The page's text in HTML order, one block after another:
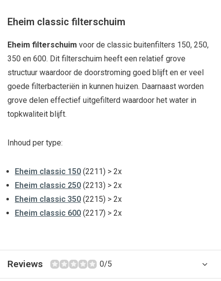
Eheim classic filterschuim
Eheim filterschuim voor de classic buitenfilters 150, 250,
350 en 600. Dit filterschuim heeft een relatief grove
structuur waardoor de doorstroming goed blijft en er veel
goede filterbacteriën in kunnen huizen. Daarnaast worden
grove delen effectief uitgefilterd waardoor het water in
topkwaliteit blijft.
Inhoud per type:
Eheim classic 150 (2211) > 2x
Eheim classic 250 (2213) > 2x
Eheim classic 350 (2215) > 2x
Eheim classic 600 (2217) > 2x
Reviews 0/5